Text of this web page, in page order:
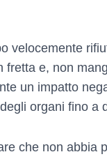
velocemente
e, non
un impatto
organi fino a
che non abbia